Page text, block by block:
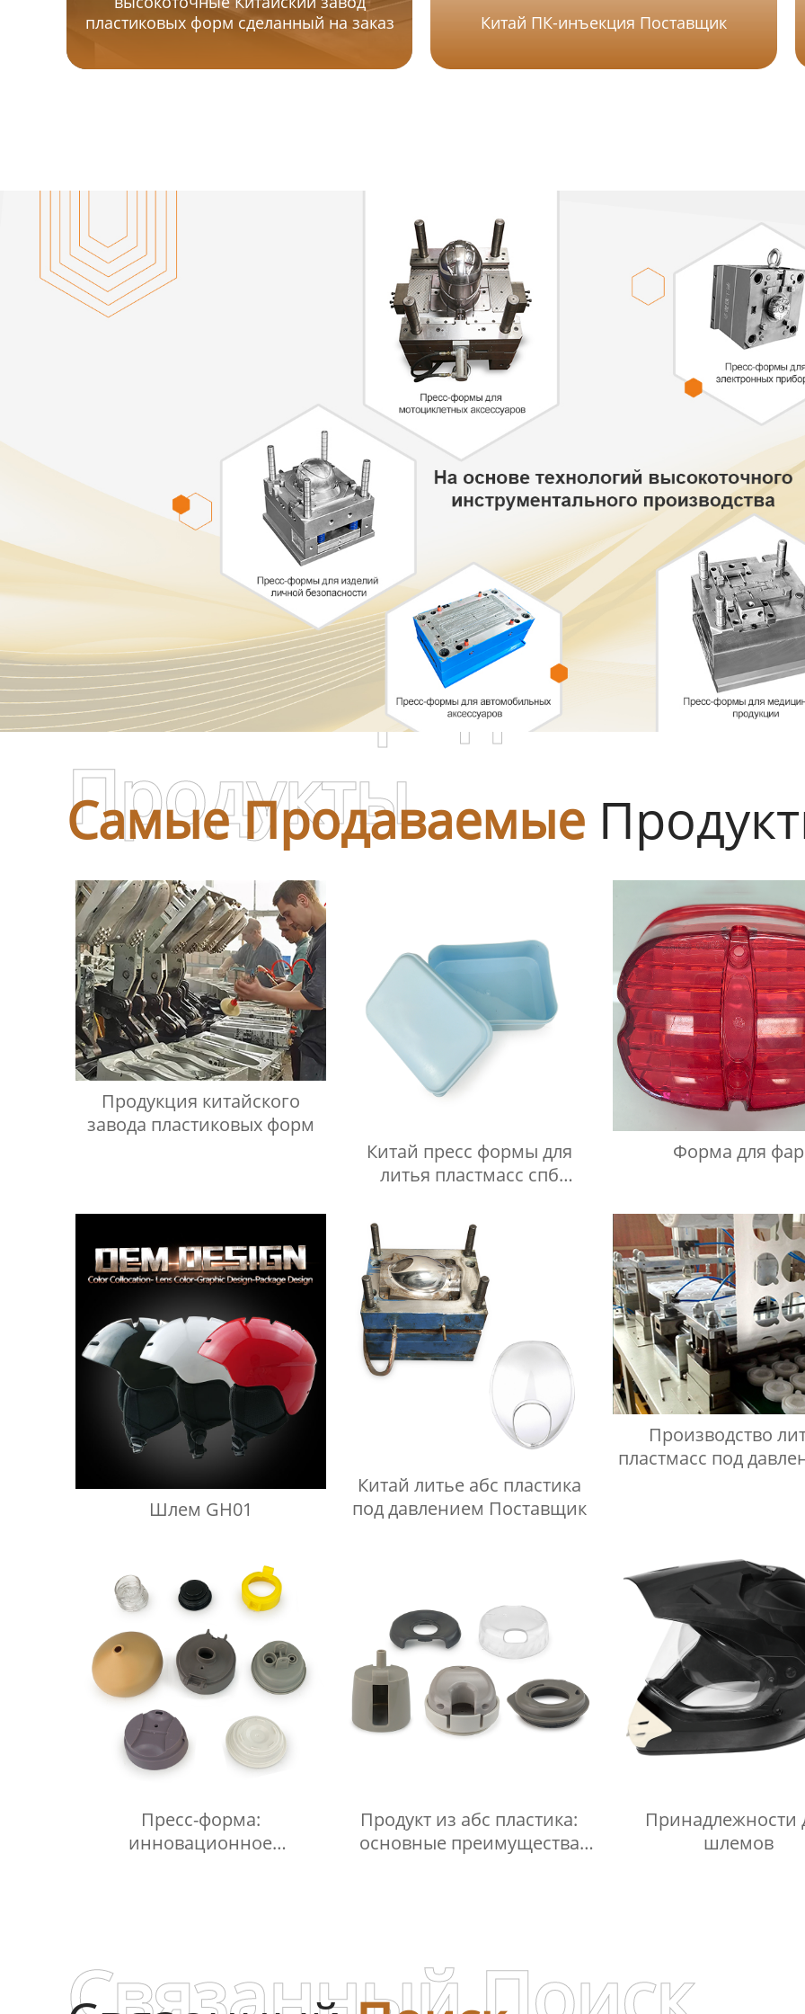
пластиковых форм сделанный на заказ
Китай ПК-инъекция Поставщик
Самые Продаваемые
Самые
Продукты
Продукция китайского
завода пластиковых форм
Китай пресс формы для
литья пластмасс спб
Производители
Форма для фар
Шлем GH01
Китай литье абс пластика
под давлением Поставщик
Производство
пластмасс под
Пресс-форма:
инновационное
Продукт из абс пластика:
основные преимущества
Принадлежности
шлемов